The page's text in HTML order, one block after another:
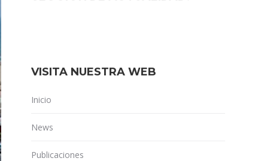
VISITA NUESTRA WEB
Inicio
News
Publicaciones